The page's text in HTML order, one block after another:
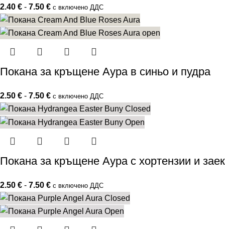
2.40 € - 7.50 € с включено ДДС
Покана за кръщене Аура в синьо и пудра
2.50 € - 7.50 € с включено ДДС
Покана за кръщене Аура с хортензии и заек
2.50 € - 7.50 € с включено ДДС